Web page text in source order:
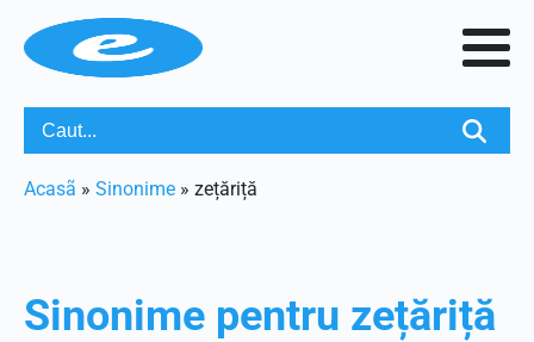
Acasã » Sinonime » zețăriță
Sinonime pentru zețăriță